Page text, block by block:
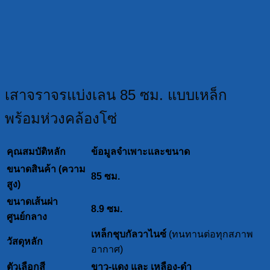
เสาจราจรแบ่งเลน 85 ซม. แบบเหล็ก
พร้อมห่วงคล้องโซ่
คุณสมบัติหลัก
ข้อมูลจำเพาะและขนาด
ขนาดสินค้า (ความ
สูง)
85 ซม.
ขนาดเส้นผ่า
ศูนย์กลาง
8.9 ซม.
วัสดุหลัก
เหล็กชุบกัลวาไนซ์ (ทนทานต่อทุกสภาพ
อากาศ)
ตัวเลือกสี
ขาว-แดง และ เหลือง-ดำ